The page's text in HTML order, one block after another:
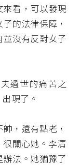
看，可以發現
的法律保障，
沒有反對女子
過世的痛苦之
現了。
，還有點老，
關心她。李清
法。她猶豫了